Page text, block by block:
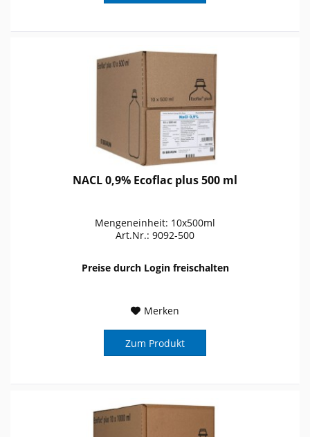
NACL 0,9% Ecoflac plus 500 ml
Mengeneinheit: 10x500ml
Art.Nr.: 9092-500
Preise durch Login freischalten
Merken
Zum Produkt